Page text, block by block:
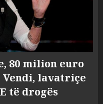
80 milion euro
lavatriçe
të drogës